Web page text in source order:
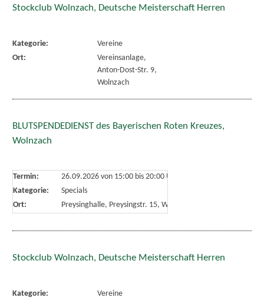
Stockclub Wolnzach, Deutsche Meisterschaft Herren
Kategorie:
Vereine
Ort:
Vereinsanlage,
Anton-Dost-Str. 9,
Wolnzach
BLUTSPENDEDIENST des Bayerischen Roten Kreuzes,
Wolnzach
Termin: 26.09.2026 von 15:00bis 20:00 Uhr
Kategorie:
Specials
Ort:
Preysinghalle, Preysingstr. 15, Wolnzach
Stockclub Wolnzach, Deutsche Meisterschaft Herren
Kategorie:
Vereine